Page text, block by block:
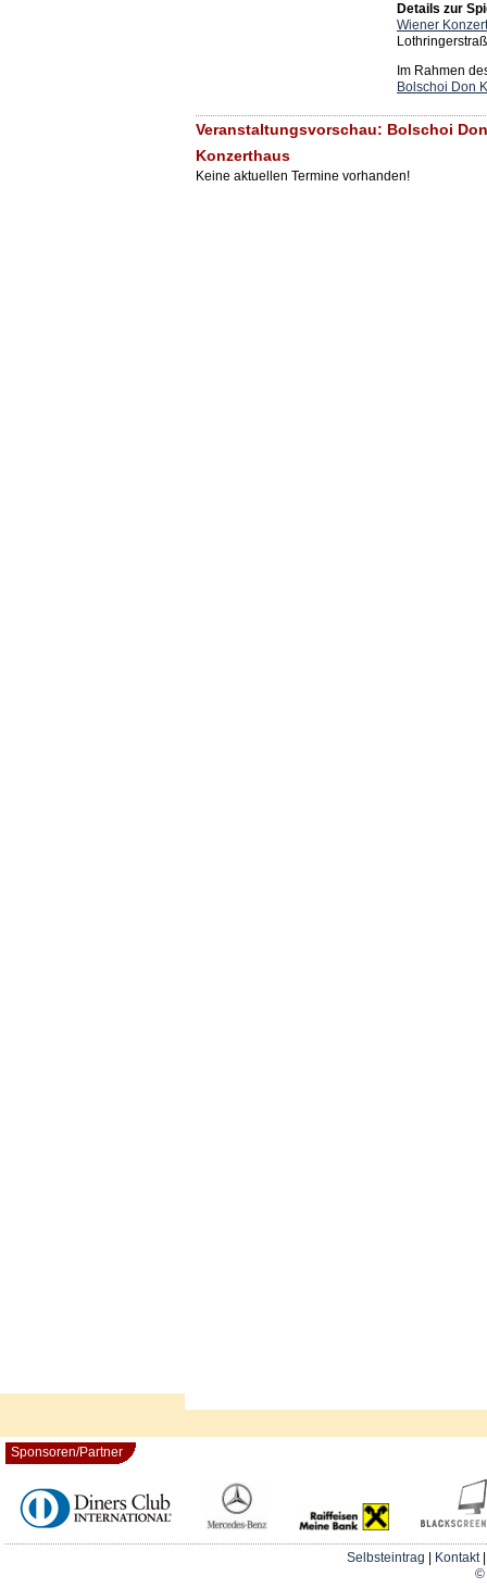
Details zur
Wiener
Im Rahmen
Bolschoi Don
Veranstaltungsvorschau: Bolschoi
Konzerthaus
Keine aktuellen Termine vorhanden!
Sponsoren/Partner
Selbsteintrag Kontakt
©